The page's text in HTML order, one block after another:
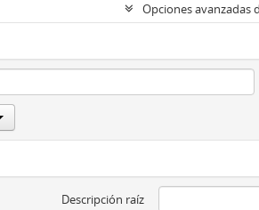
Opciones avanzadas
Descripción raíz